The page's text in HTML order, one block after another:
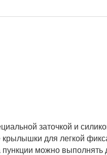
заточкой и
крылышки для легкой
можно выполнять